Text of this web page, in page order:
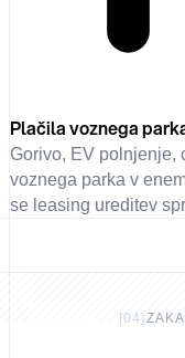
Plačila voznega
Gorivo, EV polnjenje,
voznega parka v
se leasing ureditev
[04]